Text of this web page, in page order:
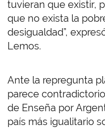
tuvieran que existir,
que no exista la
desigualdad”,
Lemos.
Ante la repregunta
parece
de Enseña por
país más igualitario